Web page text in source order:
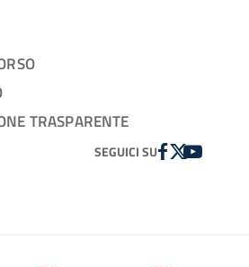
TRASPARENTE
SEGUICI SUFACEBOOK
TWITTER
YOUTUBE